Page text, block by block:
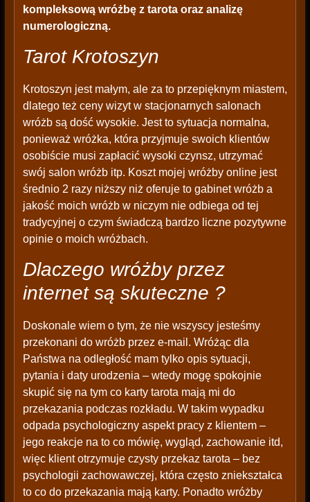
kompleksową wróżbę z tarota oraz analizę
numerologiczną.
Tarot Krotoszyn
Krotoszyn jest małym, ale za to przepięknym miastem,
dlatego też ceny wizyt w stacjonarnych salonach
wróżb są dość wysokie. Jest to sytuacja normalna,
ponieważ wróżka, która przyjmuje swoich klientów
osobiście musi zapłacić wysoki czynsz, utrzymać
swój salon wróżb itp. Koszt mojej wróżby online jest
średnio 2 razy niższy niż oferuje to gabinet wróżb a
jakość moich wróżb w niczym nie odbiega od tej
tradycyjnej o czym świadczą bardzo liczne pozytywne
opinie o moich wróżbach.
Dlaczego wróżby przez
internet są skuteczne ?
Doskonale wiem o tym, że nie wszyscy jesteśmy
przekonani do wróżb przez e-mail. Wróżąc dla
Państwa na odległość mam tylko opis sytuacji,
pytania i daty urodzenia – wtedy mogę spokojnie
skupić się na tym co karty tarota mają mi do
przekazania podczas rozkładu. W takim wypadku
odpada psychologiczny aspekt pracy z klientem –
jego reakcje na to co mówię, wygląd, zachowanie itd,
więc klient otrzymuje czysty przekaz tarota – bez
psychologii zachowawczej, która często zniekształca
to co do przekazania mają karty. Ponadto wróżby